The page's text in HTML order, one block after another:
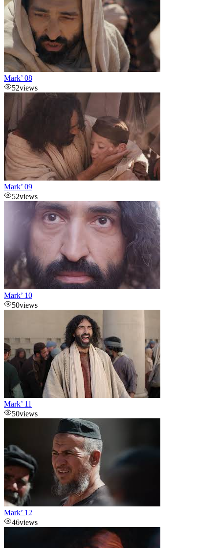
Mark’ 08
52views
Mark’ 09
52views
Mark’ 10
50views
Mark’ 11
50views
Mark’ 12
46views